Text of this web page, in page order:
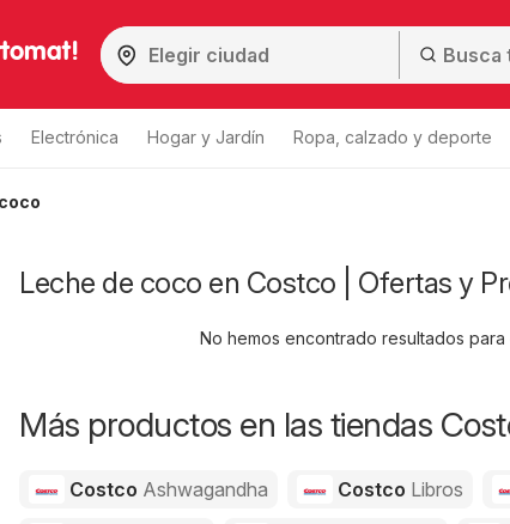
Electrónica Hogar y Jardín Ropa, calzado y deporte
Leche de coco en Costco | Ofertas y
No hemos encontrado resultados para
Más productos en las tiendas
Costco Ashwagandha Costco Libros